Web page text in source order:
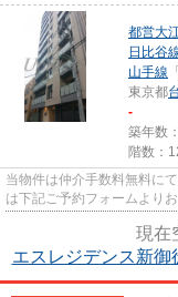
都営大
日比谷
山手線 「
東京都
-
築年数
階数：
当物件は仲介手数料無料に
は下記ご予約フォームよりお
現在
エスレジデンス新御